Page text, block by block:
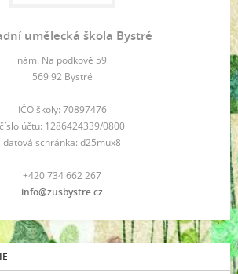
umělecká škola Bystré
nám. Na podkově 59
569 92 Bystré
IČO školy: 70897476
číslo účtu: 1286424339/0800
datová schránka: d25mux8
+420 734 662 267
info@zusbystre.cz